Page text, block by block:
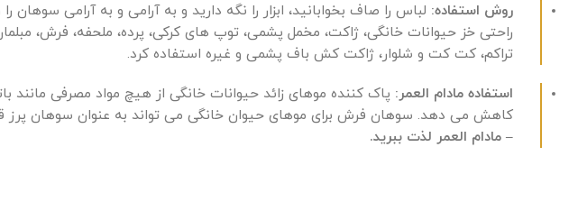
روش استفاده: لباس را صاف بخوابانید، ابزار را نگه دارید و به آرامی و به آرامی
راحتی خز حیوانات خانگی، ژاکت، مخمل پشمی، توپ های کرکی، پرده، ملحفه، فرش،
تراکم، کت کت و شلوار، ژاکت کش باف پشمی و غیره استفاده کرد.
استفاده مادام العمر: پاک کننده موهای زائد حیوانات خانگی از هیچ مواد مصرفی
کاهش می دهد. سوهان فرش برای موهای حیوان خانگی می تواند به عنوان سوهان
– مادام العمر لذت ببرید.